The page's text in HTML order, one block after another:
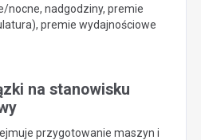
nocne, nadgodziny, premie
premie wydajnościowe
na stanowisku
przygotowanie maszyn i